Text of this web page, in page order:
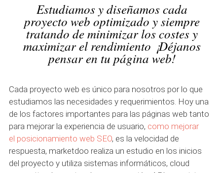
Estudiamos y diseñamos cada
proyecto web optimizado y siempre
tratando de minimizar los costes y
maximizar el rendimiento ¡Déjanos
pensar en tu página web!
Cada proyecto web es único para nosotros por lo que
estudiamos las necesidades y requerimientos. Hoy una
de los factores importantes para las páginas web tanto
para mejorar la experiencia de usuario, como mejorar
el posicionamiento web SEO, es la velocidad de
respuesta, marketdoo realiza un estudio en los inicios
del proyecto y utiliza sistemas informáticos, cloud